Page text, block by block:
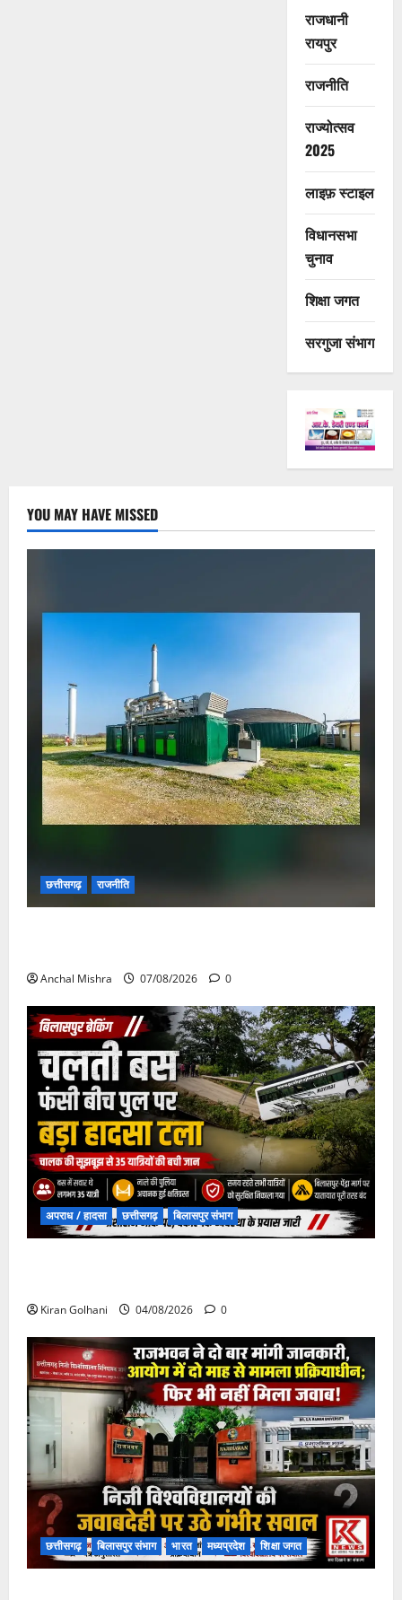
राजधानी
रायपुर
राजनीति
राज्योत्सव
2025
लाइफ़ स्टाइल
विधानसभा
चुनाव
शिक्षा जगत
सरगुजा संभाग
YOU MAY HAVE MISSED
छत्तीसगढ़ राजनीति
Anchal Mishra 07/08/2026 0
अपराध / हादसा छत्तीसगढ़ बिलासपुर संभाग
Kiran Golhani 04/08/2026 0
छत्तीसगढ़ बिलासपुर संभाग भारत मध्यप्रदेश शिक्षा जगत